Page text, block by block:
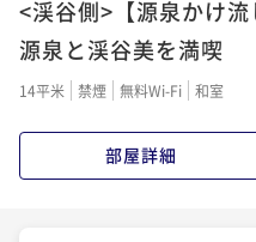
<渓谷側>【源泉かけ
源泉と渓谷美を満喫
14平米 禁煙 無料Wi-Fi 和室
部屋詳細